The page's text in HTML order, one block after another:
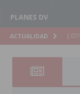
PLANES DV
ACTUALIDAD [
[